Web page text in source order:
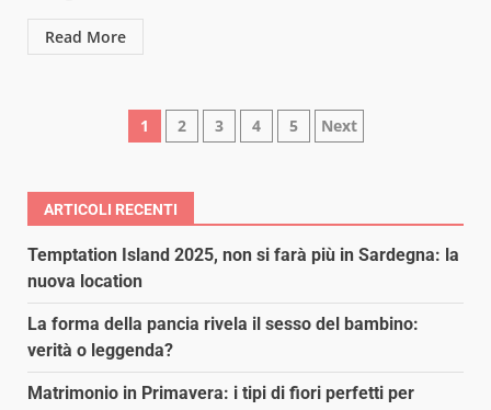
Read More
Paginazione
articoli
1 2 3 4 5 Next
ARTICOLI RECENTI
Temptation Island 2025, non si farà più in Sardegna: la
nuova location
La forma della pancia rivela il sesso del bambino:
verità o leggenda?
Matrimonio in Primavera: i tipi di fiori perfetti per